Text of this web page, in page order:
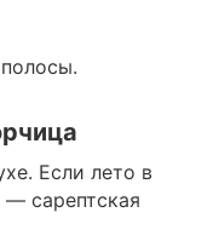
Если лето в
сарептская